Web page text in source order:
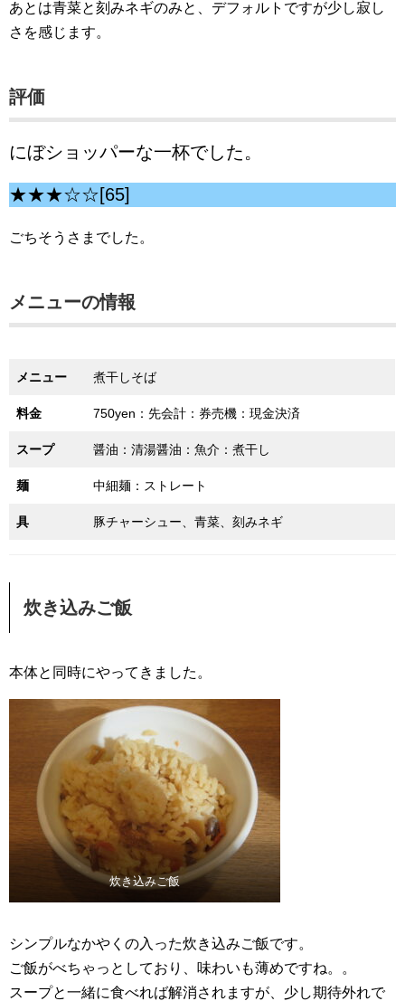
あとは青菜と刻みネギのみと、デフォルトですが少し寂し
さを感じます。
評価
にぼショッパーな一杯でした。
★★★☆☆[65]
ごちそうさまでした。
メニューの情報
メニュー 煮干しそば
料金 750yen：先会計：券売機：現金決済
スープ 醤油：清湯醤油：魚介：煮干し
麺 中細麺：ストレート
具 豚チャーシュー、青菜、刻みネギ
炊き込みご飯
本体と同時にやってきました。
炊き込みご飯
シンプルなかやくの入った炊き込みご飯です。
ご飯がべちゃっとしており、味わいも薄めですね。。
スープと一緒に食べれば解消されますが、少し期待外れで